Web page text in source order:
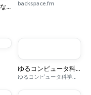
佐々木亮の宇宙ばなし backspace.fm
ゆるコンピュータ科学ラジオ
ゆるコンピュータ科学ラジオ